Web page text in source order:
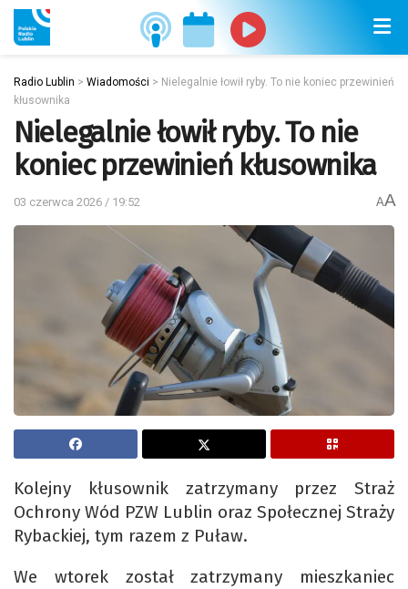
Radio Lublin > Wiadomości > Nielegalnie łowił ryby. To nie koniec przewinień
kłusownika
Nielegalnie łowił ryby. To nie
koniec przewinień kłusownika
03 czerwca 2026 / 19:52 AA
Kolejny kłusownik zatrzymany przez Straż
Ochrony Wód PZW Lublin oraz Społecznej Straży
Rybackiej, tym razem z Puław.
We wtorek został zatrzymany mieszkaniec